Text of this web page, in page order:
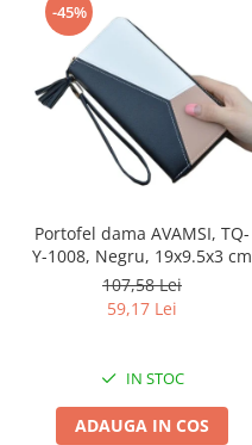
-45%
Portofel dama AVAMSI, TQ-
Y-1008, Negru, 19x9.5x3 cm
107,58 Lei
59,17 Lei
IN STOC
ADAUGA IN COS